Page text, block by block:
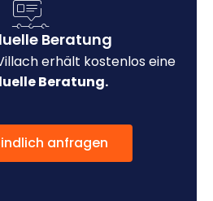
Beratung
erhält kostenlos eine
Beratung.
anfragen